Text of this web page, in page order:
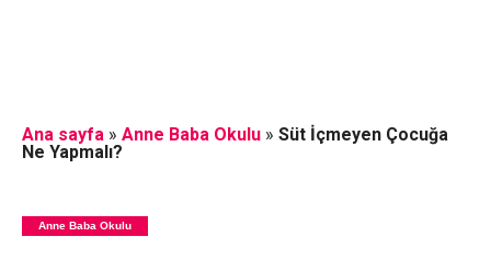
Ana sayfa» Anne Baba Okulu» Süt İçmeyen Çocuğa
Ne Yapmalı?
Anne Baba Okulu